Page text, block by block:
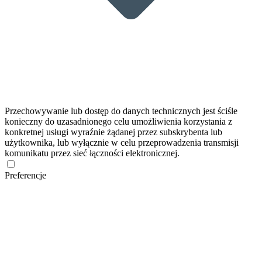
Przechowywanie lub dostęp do danych technicznych jest ściśle
konieczny do uzasadnionego celu umożliwienia korzystania z
konkretnej usługi wyraźnie żądanej przez subskrybenta lub
użytkownika, lub wyłącznie w celu przeprowadzenia transmisji
komunikatu przez sieć łączności elektronicznej.
Preferencje